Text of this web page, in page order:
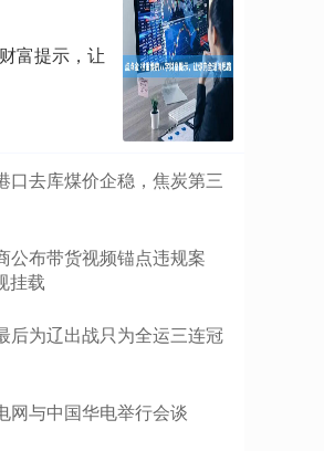
富提示，让
口去库煤价企稳，焦炭第三
公布带货视频锚点违规案
挂载
后为辽出战只为全运三连冠
网与中国华电举行会谈